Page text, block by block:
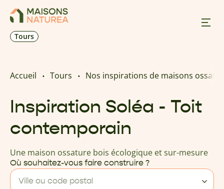
Tours
Nos offres
Prendre RDV
Accueil Tours Nos inspirations de maisons
Inspiration Soléa - Toit
contemporain
Une maison ossature bois écologique et sur-mesure
Où souhaitez-vous faire construire ?
Ville ou code postal